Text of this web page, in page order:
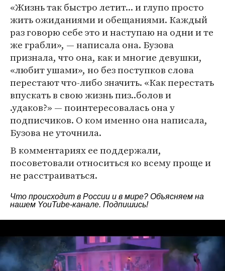
«Жизнь так быстро летит... и глупо просто
жить ожиданиями и обещаниями. Каждый
раз говорю себе это и наступаю на одни и те
же грабли», — написала она. Бузова
признала, что она, как и многие девушки,
«любит ушами», но без поступков слова
перестают что-либо значить. «Как перестать
впускать в свою жизнь пиз..болов и
.удаков?» — поинтересовалась она у
подписчиков. О ком именно она написала,
Бузова не уточнила.
В комментариях ее поддержали,
посоветовали относиться ко всему проще и
не расстраиваться.
Что происходит в России и в мире? Объясняем на
нашем YouTube-канале. Подпишись!